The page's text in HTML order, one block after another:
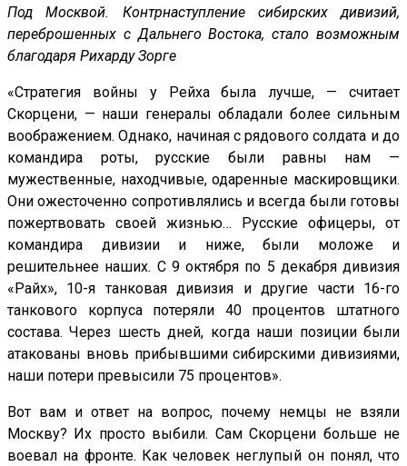
Под Москвой. Контрнаступление сибирских дивизий,
переброшенных с Дальнего Востока, стало возможным
благодаря Рихарду Зорге
«Стратегия войны у Рейха была лучше, — считает
Скорцени, — наши генералы обладали более сильным
воображением. Однако, начиная с рядового солдата и до
командира роты, русские были равны нам —
мужественные, находчивые, одаренные маскировщики.
Они ожесточенно сопротивлялись и всегда были готовы
пожертвовать своей жизнью… Русские офицеры, от
командира дивизии и ниже, были моложе и
решительнее наших. С 9 октября по 5 декабря дивизия
«Райх», 10-я танковая дивизия и другие части 16-го
танкового корпуса потеряли 40 процентов штатного
состава. Через шесть дней, когда наши позиции были
атакованы вновь прибывшими сибирскими дивизиями,
наши потери превысили 75 процентов».
Вот вам и ответ на вопрос, почему немцы не взяли
Москву? Их просто выбили. Сам Скорцени больше не
воевал на фронте. Как человек неглупый он понял, что